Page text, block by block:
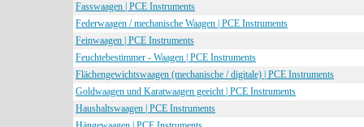
Fasswaagen | PCE Instruments
Federwaagen / mechanische Waagen | PCE Instruments
Feinwaagen | PCE Instruments
Feuchtebestimmer - Waagen | PCE Instruments
Flächengewichtswaagen (mechanische / digitale) | PCE Instruments
Goldwaagen und Karatwaagen geeicht | PCE Instruments
Haushaltswaagen | PCE Instruments